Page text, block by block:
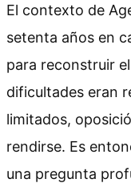
El contexto de
setenta años en
para reconstruir
dificultades eran
limitados,
rendirse. Es
una pregunta